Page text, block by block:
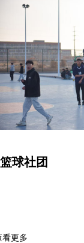
篮球社团
看更多